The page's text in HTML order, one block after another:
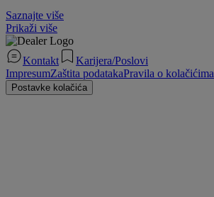
Saznajte više
Prikaži više
Kontakt
Karijera/Poslovi
ImpresumZaštita podatakaPravila o kolačićima
Postavke kolačića